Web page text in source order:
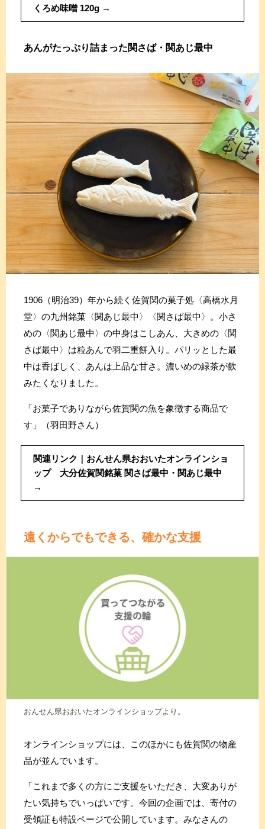
くろめ味噌 120g
あんがたっぷり詰まった関さば・関あじ最中
1906（明治39）年から続く佐賀関の菓子処〈高橋水月
堂〉の九州銘菓〈関あじ最中〉〈関さば最中〉。小さ
めの〈関あじ最中〉の中身はこしあん、大きめの〈関
さば最中〉は粒あんで羽二重餅入り。パリッとした最
中は香ばしく、あんは上品な甘さ。濃いめの緑茶が飲
みたくなりました。
「お菓子でありながら佐賀関の魚を象徴する商品で
す」（羽田野さん）
関連リンク｜おんせん県おおいたオンラインショ
ップ 大分佐賀関銘菓 関さば最中・関あじ最中
遠くからでもできる、確かな支援
おんせん県おおいたオンラインショップより。
オンラインショップには、このほかにも佐賀関の物産
品が並んでいます。
「これまで多くの方にご支援をいただき、大変ありが
たい気持ちでいっぱいです。今回の企画では、寄付の
受領証も特設ページで公開しています。みなさんの